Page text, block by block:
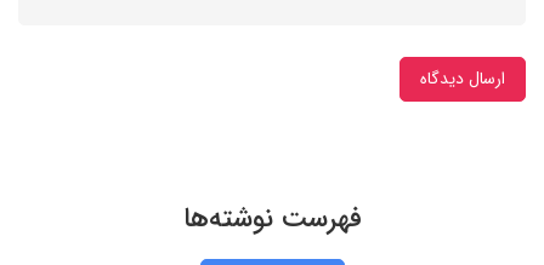
ارسال دیدگاه
فهرست نوشته‌ها